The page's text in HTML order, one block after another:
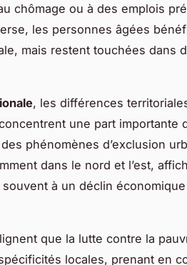
chômage ou à des emplois
les personnes âgées
mais restent touchées dans
, les différences
une part importante
phénomènes d’exclusion
dans le nord et l’est,
à un déclin
que la lutte contre la
locales, prenant en